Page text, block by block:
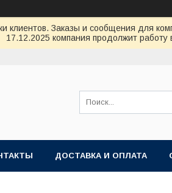
клиентов. Заказы и сообщения для
17.12.2025 компания продолжит
ДОСТАВКА И ОПЛАТА